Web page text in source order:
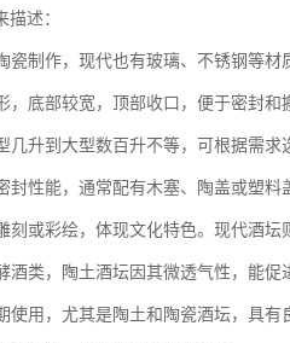
述：
瓷制作，现代也有玻璃、不锈钢等材
底部较宽，顶部收口，便于密封和
升到大型数百升不等，可根据需求
性能，通常配有木塞、陶盖或塑料
或彩绘，体现文化特色。现代酒坛
类，陶土酒坛因其微透气性，能促
用，尤其是陶土和陶瓷酒坛，具有